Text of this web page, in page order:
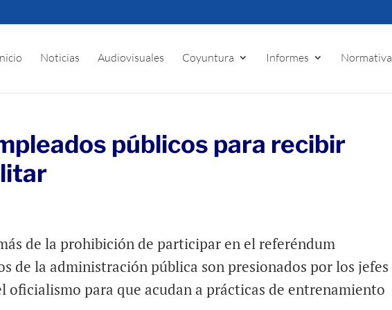
Noticias Audiovisuales Coyuntura Informes Normativa
públicos para recibir
de la prohibición de participar en el referéndum
de la administración pública son presionados por los jefes
para que acudan a prácticas de entrenamiento